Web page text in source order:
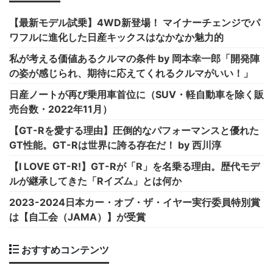
【最新モデル試乗】4WD新登場！ マイナーチェンジでパ
ワフルに進化した日産キックスはなかなか魅力的
私が考える価値あるクルマの条件 by 岡本幸一郎「開発陣
の姿が感じられ、期待に応えてくれるクルマがいい！」
日産ノートが再び乗用車首位に（SUV・軽自動車を除く販
売台数・2022年11月）
【GT-Rを愛する理由】圧倒的なパフォーマンスと優れた
GT性能。GT-Rは世界に誇る存在だ！ by 西川淳
【I LOVE GT-R!】GT-Rが「R」を名乗る理由。歴代モデ
ルが継承してきた「Rイズム」とは何か
2023-2024日本カー・オブ・ザ・イヤー実行委員特別賞
は【自工会（JAMA）】が受賞
おすすめコンテンツ